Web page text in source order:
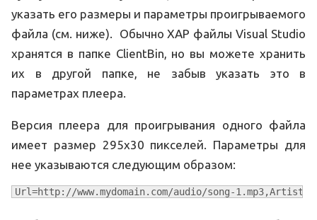
указать его размеры и параметры проигрываемого
файла (см. ниже). Обычно XAP файлы Visual Studio
хранятся в папке ClientBin, но вы можете хранить
их в другой папке, не забыв указать это в
параметрах плеера.
Версия плеера для проигрывания одного файла
имеет размер 295х30 пикселей. Параметры для
нее указываются следующим образом:
Url=http://www.mydomain.com/audio/song-